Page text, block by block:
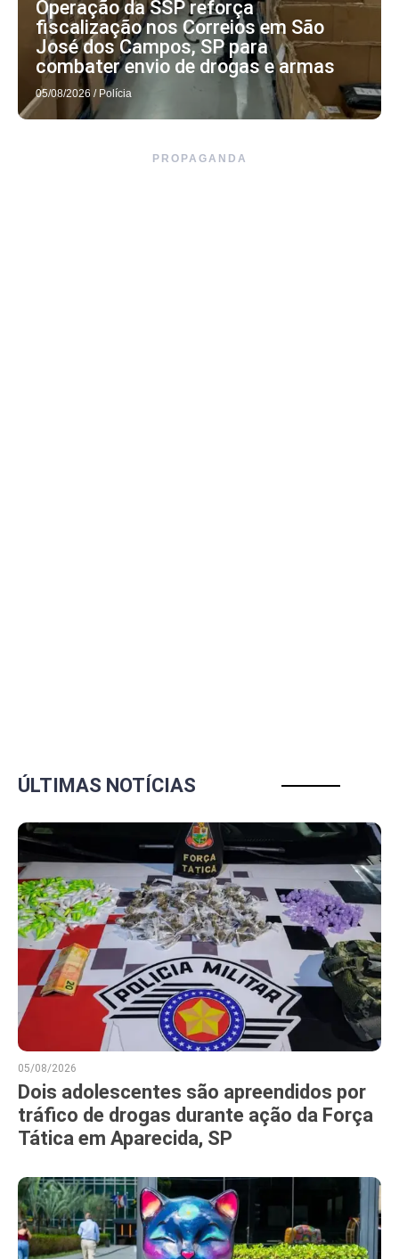
Operação da SSP reforça
fiscalização nos Correios em São
José dos Campos, SP para
combater envio de drogas e armas
05/08/2026 / Polícia
PROPAGANDA
ÚLTIMAS NOTÍCIAS
05/08/2026
Dois adolescentes são apreendidos por
tráfico de drogas durante ação da Força
Tática em Aparecida, SP